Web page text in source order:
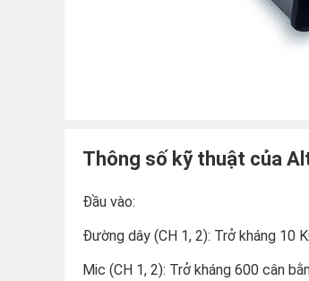
Thông số kỹ thuật của
Đầu vào:
Đường dây (CH 1, 2): Trở kháng 10
Mic (CH 1, 2): Trở kháng 600 cân